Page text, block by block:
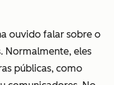
ouvido falar sobre o
Normalmente, eles
públicas, como